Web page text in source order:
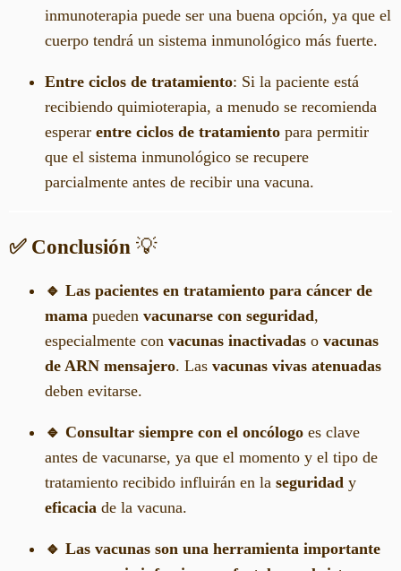
inmunoterapia puede ser una buena opción, ya que el
cuerpo tendrá un sistema inmunológico más fuerte.
Entre ciclos de tratamiento: Si la paciente está
recibiendo quimioterapia, a menudo se recomienda
esperar entre ciclos de tratamiento para permitir
que el sistema inmunológico se recupere
parcialmente antes de recibir una vacuna.
✅ Conclusión 💡
🔹 Las pacientes en tratamiento para cáncer de
mama pueden vacunarse con seguridad,
especialmente con vacunas inactivadas o vacunas
de ARN mensajero. Las vacunas vivas atenuadas
deben evitarse.
🔹 Consultar siempre con el oncólogo es clave
antes de vacunarse, ya que el momento y el tipo de
tratamiento recibido influirán en la seguridad y
eficacia de la vacuna.
🔹 Las vacunas son una herramienta importante